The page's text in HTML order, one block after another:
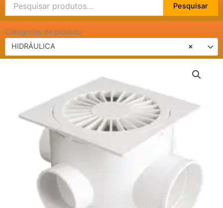
por:
Pesquisar
Categorias de produto
×
HIDRÁULICA